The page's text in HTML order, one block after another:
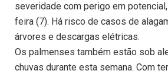
severidade com perigo em
feira (7). Há risco de casos de
árvores e descargas elétricas.
Os palmenses também estão sob
chuvas durante esta semana. Com